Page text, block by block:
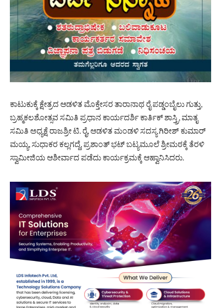
ಕಾಟುಕುಕ್ಕೆ ಕ್ಷೇತ್ರದ ಆಡಳಿತ ಮೊಕ್ತೇಸರ ತಾರಾನಾಥ ರೈ ಪಡ್ಡಂಬೈಲು ಗುತ್ತು,
ಬ್ರಹ್ಮಕಲಶೋತ್ಸವ ಸಮಿತಿ ಪ್ರಧಾನ ಕಾರ್ಯದರ್ಶಿ ಕಾರ್ತಿಕ್ ಶಾಸ್ತ್ರಿ, ಮಾತೃ
ಸಮಿತಿ ಅಧ್ಯಕ್ಷೆ ರಾಜಶ್ರೀ ಟಿ. ರೈ, ಆಡಳಿತ ಮಂಡಳಿ ಸದಸ್ಯ ಗಿರೀಶ್ ಕುಮಾರ್
ಮಯ್ಯ, ಸುಧಾಕರ ಕಲ್ಲಗದ್ದೆ, ಪ್ರಶಾಂತ್ ಭಟ್ ಬಟ್ಯಮೂಲೆ ಶ್ರೀಮಠಕ್ಕೆ ತೆರಳಿ
ಸ್ವಾಮೀಜಿಯ ಆಶೀರ್ವಾದ ಪಡೆದು ಕಾರ್ಯಕ್ರಮಕ್ಕೆ ಆಹ್ವಾನಿಸಿದರು.